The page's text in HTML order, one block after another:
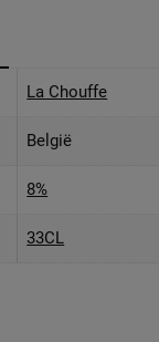
La Chouffe
België
8%
33CL